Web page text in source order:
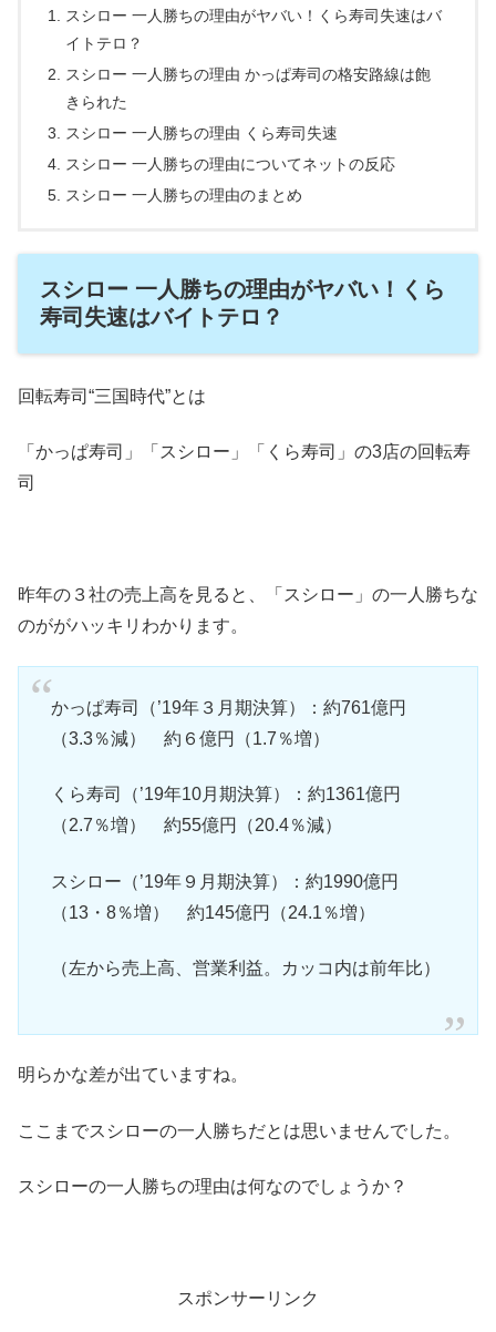
スシロー 一人勝ちの理由がヤバい！くら寿司失速はバ
イトテロ？
スシロー 一人勝ちの理由 かっぱ寿司の格安路線は飽
きられた
スシロー 一人勝ちの理由 くら寿司失速
スシロー 一人勝ちの理由についてネットの反応
スシロー 一人勝ちの理由のまとめ
スシロー 一人勝ちの理由がヤバい！くら
寿司失速はバイトテロ？
回転寿司“三国時代”とは
「かっぱ寿司」「スシロー」「くら寿司」の3店の回転寿
司
昨年の３社の売上高を見ると、「スシロー」の一人勝ちな
のががハッキリわかります。
かっぱ寿司（’19年３月期決算）：約761億円
（3.3％減） 約６億円（1.7％増）
くら寿司（’19年10月期決算）：約1361億円
（2.7％増） 約55億円（20.4％減）
スシロー（’19年９月期決算）：約1990億円
（13・8％増） 約145億円（24.1％増）
（左から売上高、営業利益。カッコ内は前年比）
明らかな差が出ていますね。
ここまでスシローの一人勝ちだとは思いませんでした。
スシローの一人勝ちの理由は何なのでしょうか？
スポンサーリンク